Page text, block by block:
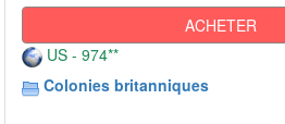
ACHETER
US - 974**
Colonies britanniques